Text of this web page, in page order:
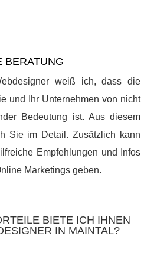
BERATUNG
weiß ich, dass die
und Ihr Unternehmen von nicht
Bedeutung ist. Aus diesem
Sie im Detail. Zusätzlich kann
Empfehlungen und Infos
Marketings geben.
BIETE ICH IHNEN
IN MAINTAL?